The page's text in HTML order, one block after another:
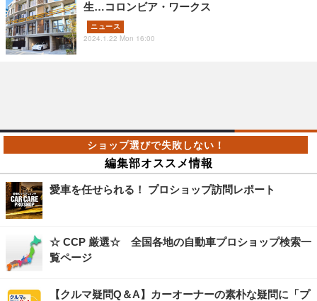
生…コロンビア・ワークス
ニュース
2024.1.22 Mon 16:00
編集部オススメ情報
愛車を任せられる！ プロショップ訪問レポート
☆ CCP 厳選☆ 全国各地の自動車プロショップ検索一
覧ページ
【クルマ疑問Q＆A】カーオーナーの素朴な疑問に「プ